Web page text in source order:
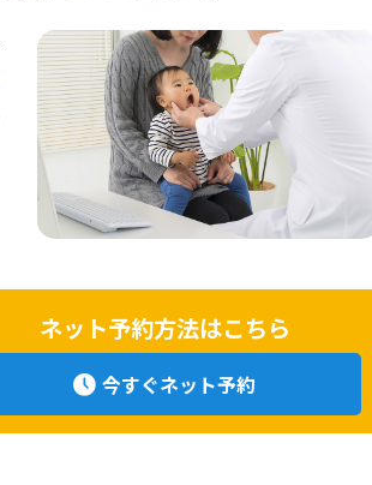
ネット予約方法はこちら
今すぐネット予約